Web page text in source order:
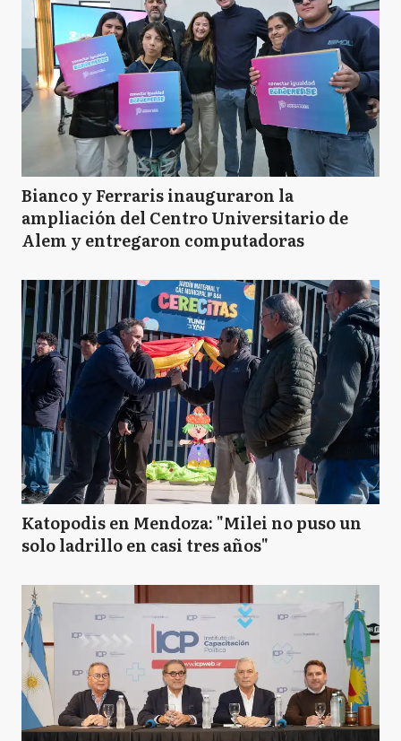
Bianco y Ferraris inauguraron la
ampliación del Centro Universitario de
Alem y entregaron computadoras
Katopodis en Mendoza: "Milei no puso un
solo ladrillo en casi tres años"